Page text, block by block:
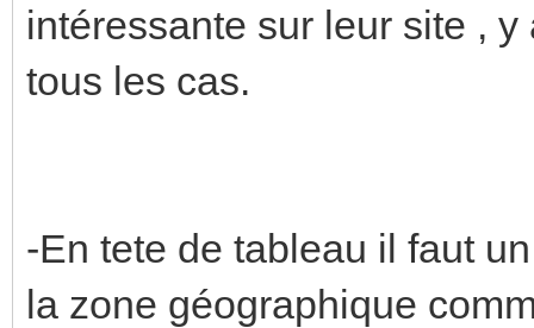
intéressante sur leur site ,
tous les cas.
-En tete de tableau il faut
la zone géographique